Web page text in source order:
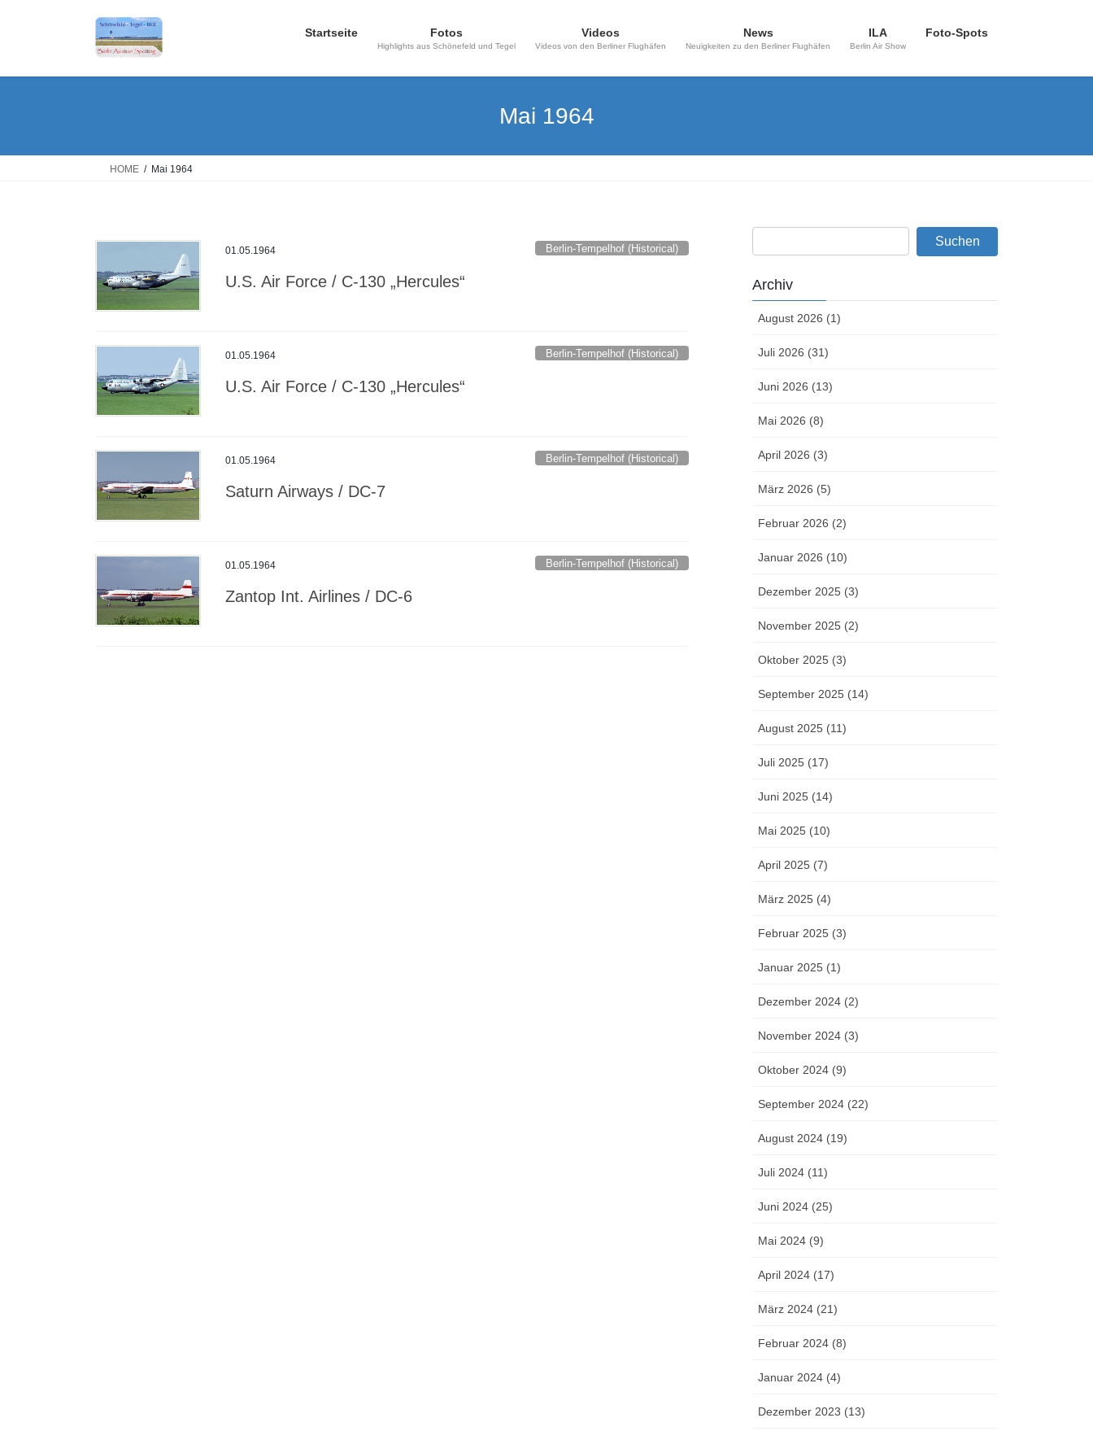
Startseite Fotos
Highlights aus Schönefeld und Tegel
Videos
Videos von den Berliner Flughäfen
News
Neuigkeiten zu den Berliner Flughäfen
ILA
Berlin Air Show
Foto-Spots
Mai 1964
HOME Mai 1964
01.05.1964 Berlin-Tempelhof (Historical)
U.S. Air Force / C-130 „Hercules“
01.05.1964 Berlin-Tempelhof (Historical)
U.S. Air Force / C-130 „Hercules“
01.05.1964 Berlin-Tempelhof (Historical)
Saturn Airways / DC-7
01.05.1964 Berlin-Tempelhof (Historical)
Zantop Int. Airlines / DC-6
Archiv
August 2026 (1)
Juli 2026 (31)
Juni 2026 (13)
Mai 2026 (8)
April 2026 (3)
März 2026 (5)
Februar 2026 (2)
Januar 2026 (10)
Dezember 2025 (3)
November 2025 (2)
Oktober 2025 (3)
September 2025 (14)
August 2025 (11)
Juli 2025 (17)
Juni 2025 (14)
Mai 2025 (10)
April 2025 (7)
März 2025 (4)
Februar 2025 (3)
Januar 2025 (1)
Dezember 2024 (2)
November 2024 (3)
Oktober 2024 (9)
September 2024 (22)
August 2024 (19)
Juli 2024 (11)
Juni 2024 (25)
Mai 2024 (9)
April 2024 (17)
März 2024 (21)
Februar 2024 (8)
Januar 2024 (4)
Dezember 2023 (13)